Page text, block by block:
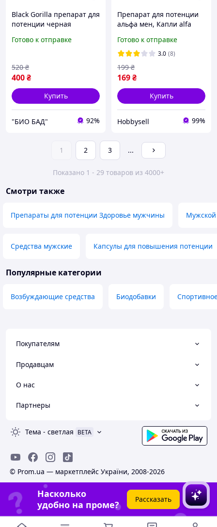
Black Gorilla препарат для
потенции черная
мужчин (блек горилла) 10
Готово к отправке
400₴
520 ₴
Купить
"БИО БАД" 92%
Препарат для потенции
альфа мен, Капли alfa
потенции мужчин
Готово к отправке
3.0 (8)
169₴
199 ₴
Купить
Hobbysell 99%
1 2 3 ...
Показано 1 - 29 товаров из 4000+
Смотри также
Препараты для потенции Здоровье мужчины Мужской
Средства мужские Капсулы для повышения потенции
Популярные категории
Возбуждающие средства Биодобавки
Покупателям
Продавцам
О нас
Партнеры
Тема - светлая BETA
© Prom.ua — маркетплейс України, 2008-2026
Насколько
удобно на проме?
Рассказать